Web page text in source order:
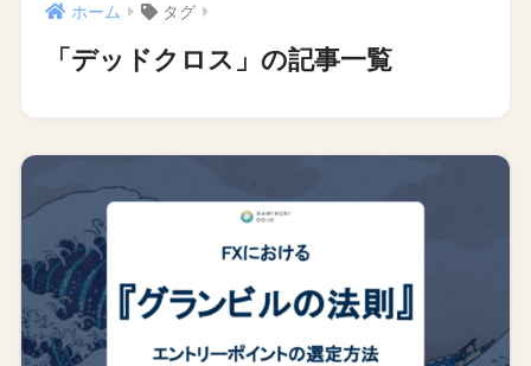
ホーム タグ
「デッドクロス」の記事一覧